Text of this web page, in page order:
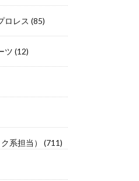
ロレス (85)
ツ (12)
系担当） (711)